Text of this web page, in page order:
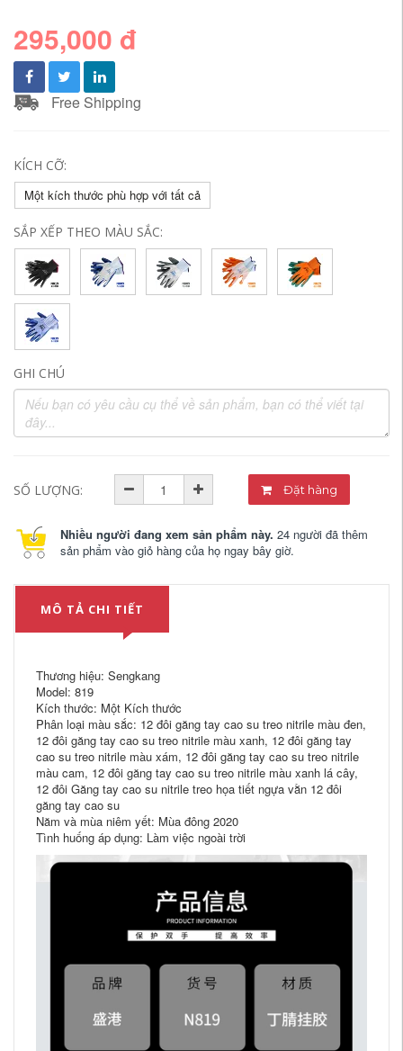
295,000 đ
Free Shipping
KÍCH CỠ:
Một kích thước phù hợp với tất cả
SẮP XẾP THEO MÀU SẮC:
GHI CHÚ
SỐ LƯỢNG: Đặt hàng
Nhiều người đang xem sản phẩm này. 24 người đã thêm
sản phẩm vào giỏ hàng của họ ngay bây giờ.
MÔ TẢ CHI TIẾT
Thương hiệu: Sengkang
Model: 819
Kích thước: Một Kích thước
Phân loại màu sắc: 12 đôi găng tay cao su treo nitrile màu đen,
12 đôi găng tay cao su treo nitrile màu xanh, 12 đôi găng tay
cao su treo nitrile màu xám, 12 đôi găng tay cao su treo nitrile
màu cam, 12 đôi găng tay cao su treo nitrile màu xanh lá cây,
12 đôi Găng tay cao su nitrile treo họa tiết ngựa vằn 12 đôi
găng tay cao su
Năm và mùa niêm yết: Mùa đông 2020
Tình huống áp dụng: Làm việc ngoài trời